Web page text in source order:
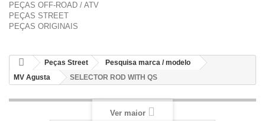
PEÇAS OFF-ROAD / ATV
PEÇAS STREET
PEÇAS ORIGINAIS
Peças Street
Pesquisa marca / modelo
MV Agusta
SELECTOR ROD WITH QS
Ver maior